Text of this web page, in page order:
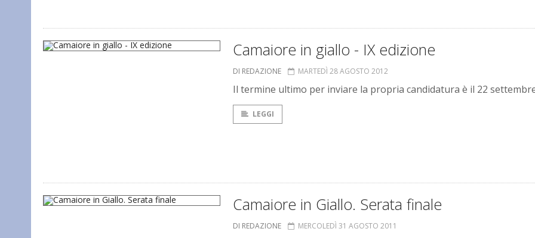
Camaiore in giallo - IX edizione
DI REDAZIONE MARTEDÌ 28 AGOSTO 2012
Il termine ultimo per inviare la propria candidatura è il 22
LEGGI
Camaiore in Giallo. Serata finale
DI REDAZIONE MERCOLEDÌ 31 AGOSTO 2011